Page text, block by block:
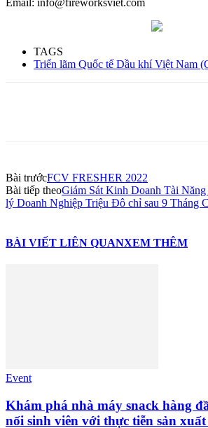
TAGS
Triển lãm Quốc tế Dầu khí Việt Nam
Bài trướcFCV FRESHER 2022
Bài tiếp theoGiám Sát Kinh Doanh Tài
lý Doanh Nghiệp Triệu Đô chỉ sau 9 Tháng
BÀI VIẾT LIÊN QUANXEM THÊM
Event
Khám phá nhà máy snack hàng
nối sinh viên với thực tiễn sản